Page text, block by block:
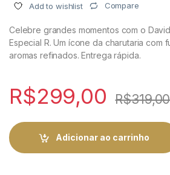
Add to wishlist Compare
Celebre grandes momentos com o
Especial R. Um ícone da charutaria com
aromas refinados. Entrega rápida.
R$299,00 R$319,00
Adicionar ao carrinho